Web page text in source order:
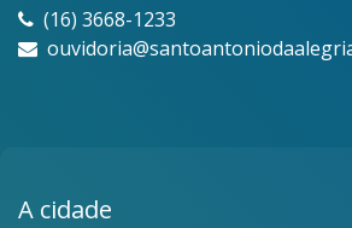
(16) 3668-1233
A cidade